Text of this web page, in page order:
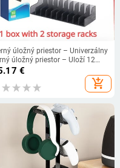
úložný priestor – Univerzálny
úložný priestor – Uloží 12
alebo Blu-ray diskov –
S/X
€
add_shopping_cart